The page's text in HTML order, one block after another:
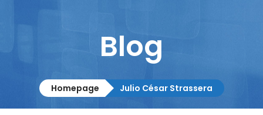
Columnistas
Contacto
Blog
Homepage Julio César Strassera